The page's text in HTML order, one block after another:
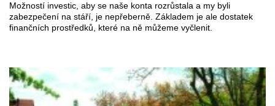
Možností investic, aby se naše konta rozrůstala a my byli
zabezpečení na stáří, je nepřeberně. Základem je ale dostatek
finančních prostředků, které na ně můžeme vyčlenit.